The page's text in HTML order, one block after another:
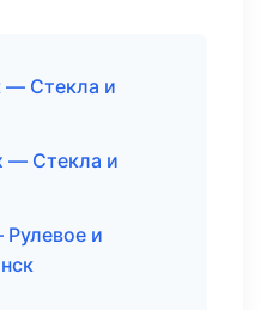
— Стекла и
— Стекла и
и